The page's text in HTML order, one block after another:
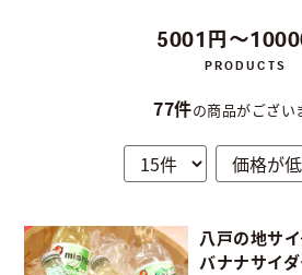
5001円～
77件の商品がござい
八戸の地サ
バナナサイ